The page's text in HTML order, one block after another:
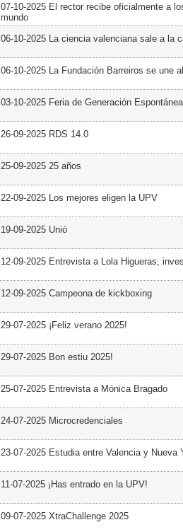
07-10-2025 El rector recibe oficialmente a
mundo
06-10-2025 La ciencia valenciana sale a la
06-10-2025 La Fundación Barreiros se une
03-10-2025 Feria de Generación Espontánea
26-09-2025 RDS 14.0
25-09-2025 25 años
22-09-2025 Los mejores eligen la UPV
19-09-2025 Unió
12-09-2025 Entrevista a Lola Higueras,
12-09-2025 Campeona de kickboxing
29-07-2025 ¡Feliz verano 2025!
29-07-2025 Bon estiu 2025!
25-07-2025 Entrevista a Mónica Bragado
24-07-2025 Microcredenciales
23-07-2025 Estudia entre Valencia y Nueva
11-07-2025 ¡Has entrado en la UPV!
09-07-2025 XtraChallenge 2025